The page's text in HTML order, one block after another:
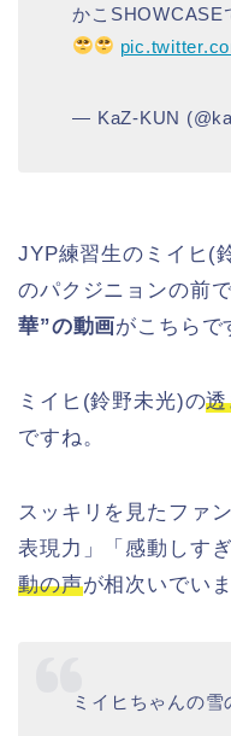
かこSHOWCASE
— KaZ-KUN
JYP練習生のミイヒ(
のパクジニョンの前
華”の動画がこちらで
ミイヒ(鈴野未光)の
ですね。
スッキリを見たファ
表現力」「感動しす
動の声が相次いでいま
ミイヒちゃんの雪